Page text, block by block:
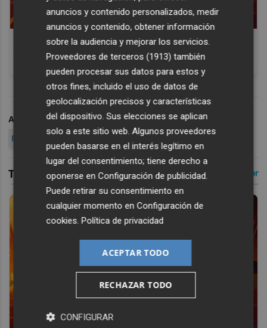
Corepunk MMORPG
Un verdadero MMORPG de la vieja escuela
¡Cómo los de antes, pero mejor!
ARCHIVADO EN CHRISTOPHER NOLAN
AKIRA
REMAKE AKIRA
anuncios y contenido personalizados, medir
anuncios y contenido, obtener información
sobre la audiencia y mejorar los servicios.
Proveedores de terceros (1913) también
pueden procesar sus datos para estos y
otros fines, incluido el uso de datos de
geolocalización precisos y características
del dispositivo. Sus elecciones se aplican
solo a este sitio web. Algunos proveedores
pueden basarse en el interés legítimo en
lugar del consentimiento; tiene derecho a
oponerse enConfiguración de publicidad
Puede retirar su consentimiento en
cualquier momento enConfiguración de
cookies .Política de privacidad
ACEPTAR TODO
RECHAZAR TODO
CONFIGURAR